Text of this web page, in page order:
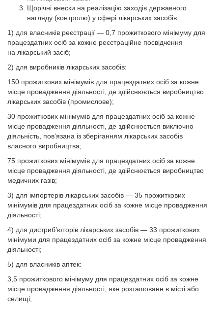
Щорічні внески на реалізацію заходів державного
нагляду (контролю) у сфері лікарських засобів:
1) для власників реєстрації — 0,7 прожиткового мінімуму для
працездатних осіб за кожне реєстраційне посвідчення
на лікарський засіб;
2) для виробників лікарських засобів:
150 прожиткових мінімумів для працездатних осіб за кожне
місце провадження діяльності, де здійснюється виробництво
лікарських засобів (промислове);
30 прожиткових мінімумів для працездатних осіб за кожне
місце провадження діяльності, де здійснюється виключно
діяльність, пов’язана із зберіганням лікарських засобів
власного виробництва;
75 прожиткових мінімумів для працездатних осіб за кожне
місце провадження діяльності, де здійснюється виробництво
медичних газів;
3) для імпортерів лікарських засобів — 35 прожиткових
мінімумів для працездатних осіб за кожне місце провадження
діяльності;
4) для дистриб’юторів лікарських засобів — 33 прожиткових
мінімуми для працездатних осіб за кожне місце провадження
діяльності;
5) для власників аптек:
3,5 прожиткового мінімуму для працездатних осіб за кожне
місце провадження діяльності, яке розташоване в місті або
селищі;